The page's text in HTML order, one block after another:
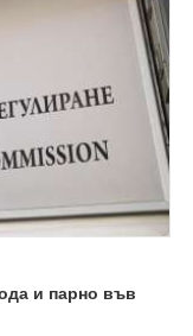
и парно във